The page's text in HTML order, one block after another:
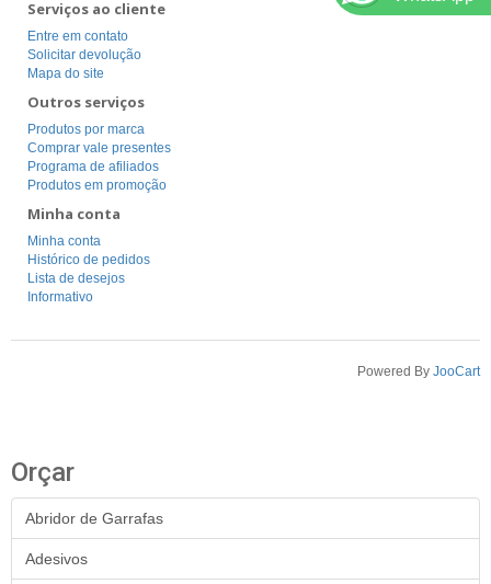
Serviços ao cliente
Entre em contato
Solicitar devolução
Mapa do site
Outros serviços
Produtos por marca
Comprar vale presentes
Programa de afiliados
Produtos em promoção
Minha conta
Minha conta
Histórico de pedidos
Lista de desejos
Informativo
Powered By JooCart
Orçar
Abridor de Garrafas
Adesivos